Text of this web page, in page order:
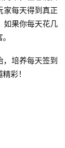
给了朋友们更多
可以和志同道合
。
每天得到真正
果你每天花几